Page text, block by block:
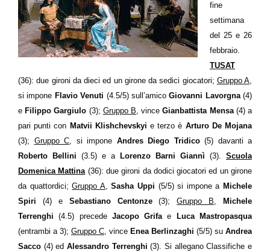
fine
settimana
del 25 e 26
febbraio.
TUSAT
(36): due gironi da dieci ed un girone da sedici giocatori; Gruppo A,
si impone Flavio Venuti (4.5/5) sull’amicoGiovanni Lavorgna(4)
e Filippo Gargiulo (3); Gruppo B, vinceGianbattista Mensa(4) a
pari punti con Matvii Klishchevskyi e terzo è Arturo De Mojana
(3); Gruppo C, si impone Andres Diego Tridico(5) davanti a
Roberto Bellini (3.5) e a Lorenzo Barni Giannì (3). Scuola
Domenica Mattina(36): due gironi da dodici giocatori ed un girone
da quattordici;Gruppo A,Sasha Uppi (5/5) si impone a Michele
Spiri (4) e Sebastiano Centonze(3);Gruppo B,
Michele
Terrenghi (4.5) precede Jacopo Grifae
Luca Mastropasqua
(entrambi a 3); Gruppo C, vince Enea Berlinzaghi (5/5) su Andrea
Sacco (4) ed Alessandro Terrenghi (3). Si allegano Classifiche e